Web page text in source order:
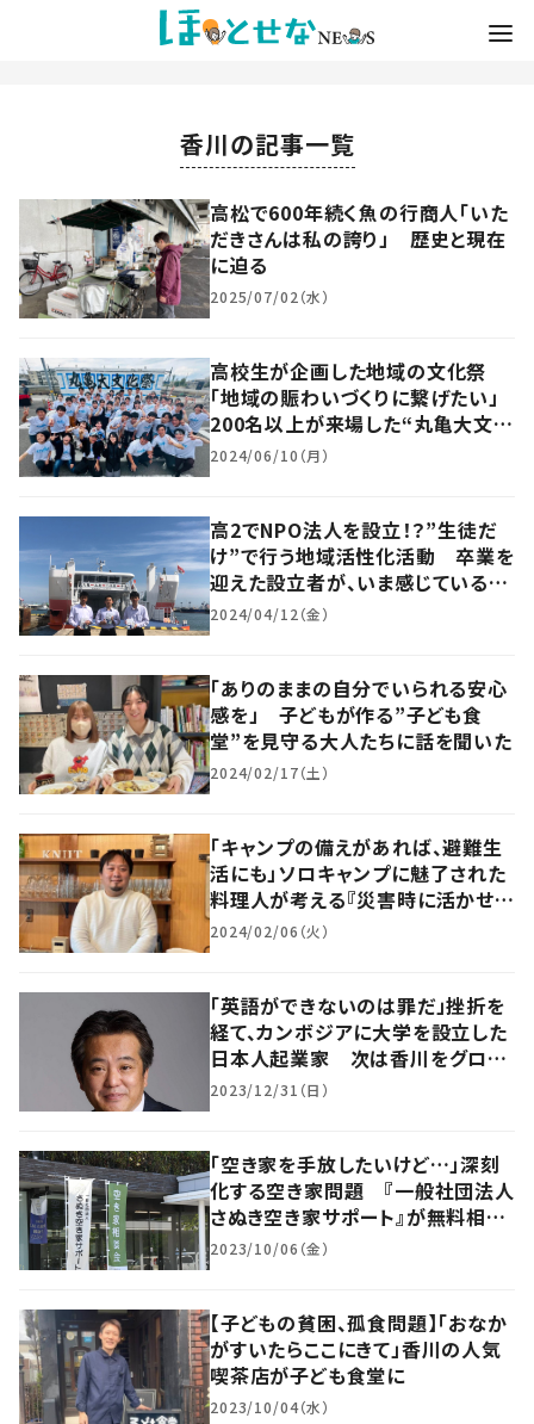
香川の記事一覧
高松で600年続く魚の行商人「いた
だきさんは私の誇り」 歴史と現在
に迫る
2025/07/02（水）
高校生が企画した地域の文化祭
「地域の賑わいづくりに繋げたい」
200名以上が来場した“丸亀大文化
祭”の舞台裏に迫る
2024/06/10（月）
高2でNPO法人を設立！？”生徒だ
け”で行う地域活性化活動 卒業を
迎えた設立者が、いま感じているこ
ととは？
2024/04/12（金）
「ありのままの自分でいられる安心
感を」 子どもが作る”子ども食
堂”を見守る大人たちに話を聞いた
2024/02/17（土）
「キャンプの備えがあれば、避難生
活にも」ソロキャンプに魅了された
料理人が考える『災害時に活かせ
る』スキルとは
2024/02/06（火）
「英語ができないのは罪だ」挫折を
経て、カンボジアに大学を設立した
日本人起業家 次は香川をグロー
バル化へ
2023/12/31（日）
「空き家を手放したいけど…」深刻
化する空き家問題 『一般社団法人
さぬき空き家サポート』が無料相談
会を実施
2023/10/06（金）
【子どもの貧困、孤食問題】「おなか
がすいたらここにきて」香川の人気
喫茶店が子ども食堂に
2023/10/04（水）